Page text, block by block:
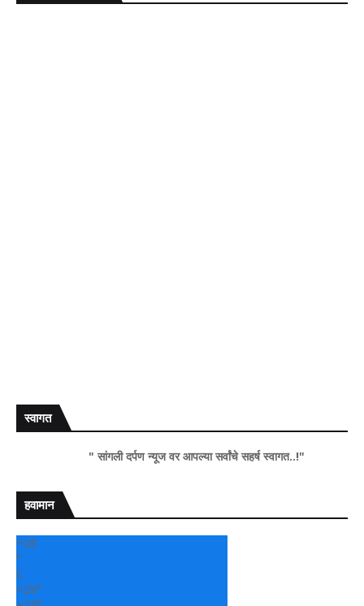
स्वागत
" सांगली दर्पण न्यूज वर आपल्या सर्वांचे सहर्ष स्वागत..!"
हवामान
+28
°
C
+29°